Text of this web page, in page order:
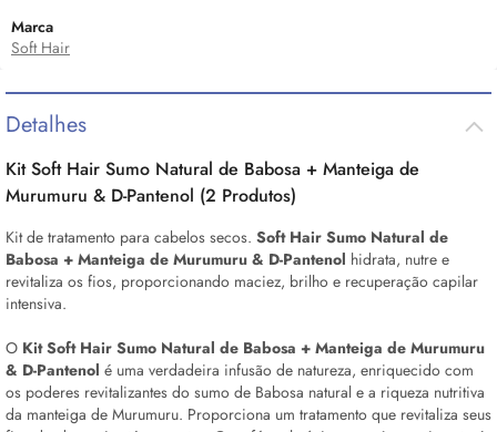
Marca
Soft Hair
Detalhes
Kit Soft Hair Sumo Natural de Babosa + Manteiga de
Murumuru & D-Pantenol (2 Produtos)
Kit de tratamento para cabelos secos. Soft Hair Sumo Natural de
Babosa + Manteiga de Murumuru & D-Pantenol hidrata, nutre e
revitaliza os fios, proporcionando maciez, brilho e recuperação capilar
intensiva.
O Kit Soft Hair Sumo Natural de Babosa + Manteiga de Murumuru
& D-Pantenol é uma verdadeira infusão de natureza, enriquecido com
os poderes revitalizantes do sumo de Babosa natural e a riqueza nutritiva
da manteiga de Murumuru. Proporciona um tratamento que revitaliza seus